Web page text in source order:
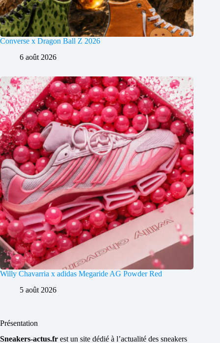
Converse x Dragon Ball Z 2026
6 août 2026
Willy Chavarria x adidas Megaride AG Powder Red
5 août 2026
Présentation
Sneakers-actus.fr est un site dédié à l’actualité des sneakers